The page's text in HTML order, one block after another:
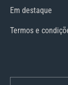
Em destaque
Termos e